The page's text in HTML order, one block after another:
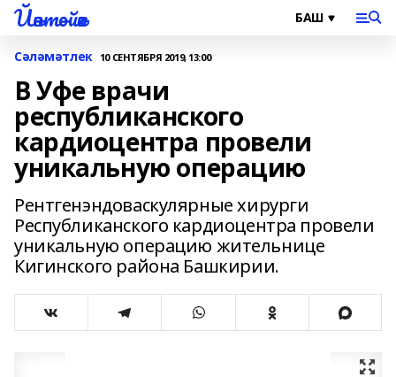
Йәнтөйәк
Сәләмәтлек 10 СЕНТЯБРЯ 2019, 13:00
В Уфе врачи
республиканского
кардиоцентра провели
уникальную операцию
Рентгенэндоваскулярные хирурги
Республиканского кардиоцентра провели
уникальную операцию жительнице
Кигинского района Башкирии.